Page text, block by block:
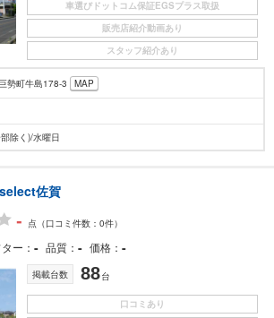
車選びドットコム保証EGSプラス取扱
販売店紹介動画あり
スタッフ紹介あり
勢町牛島178-3 MAP
除く)/水曜日
佐賀
- 点 （口コミ件数：0件）
ー - 品質 - 価格 -
掲載台数 88台
口コミあり